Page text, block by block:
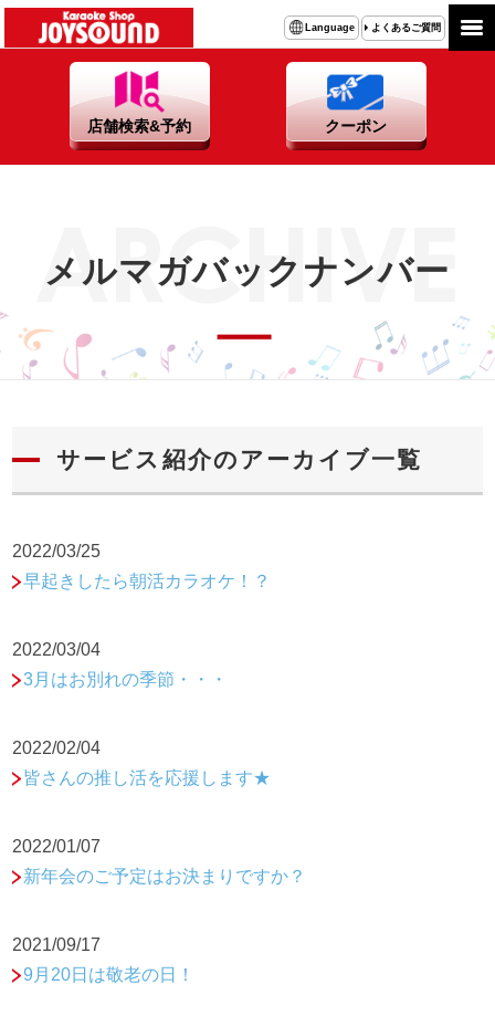
Language よくあるご質問
店舗検索&予約 クーポン
メルマガバックナンバー
サービス紹介のアーカイブ一覧
2022/03/25
早起きしたら朝活カラオケ！？
2022/03/04
3月はお別れの季節・・・
2022/02/04
皆さんの推し活を応援します★
2022/01/07
新年会のご予定はお決まりですか？
2021/09/17
9月20日は敬老の日！